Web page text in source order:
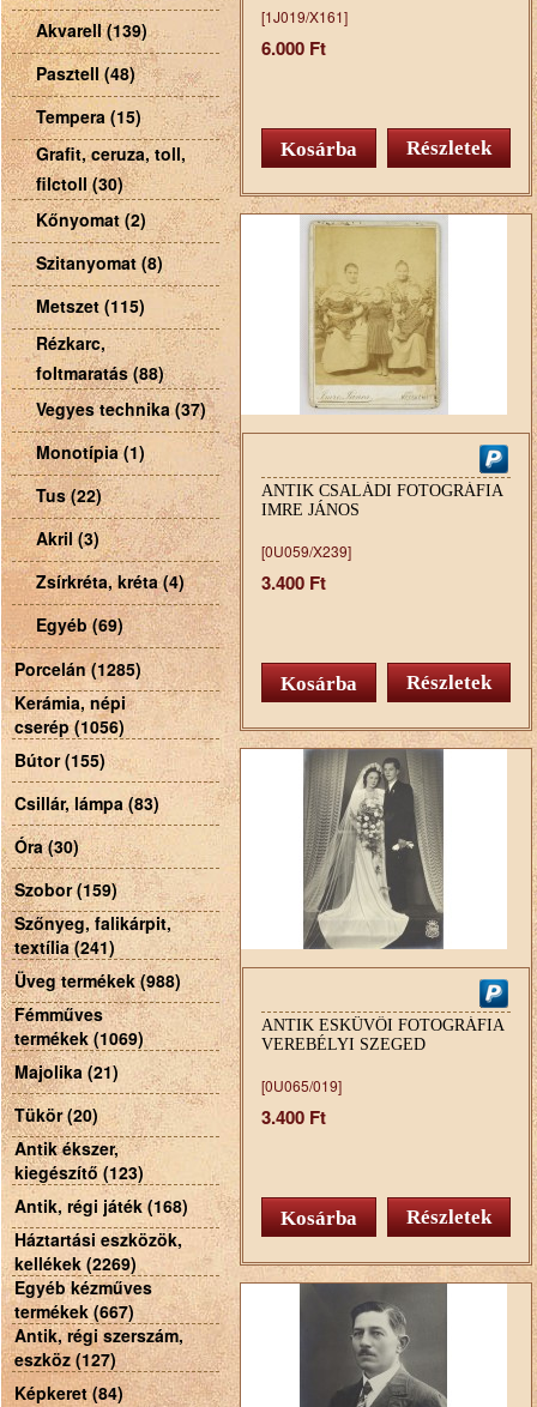
Akvarell (139)
Pasztell (48)
Tempera (15)
Grafit, ceruza, toll,
filctoll (30)
Kőnyomat (2)
Szitanyomat (8)
Metszet (115)
Rézkarc,
foltmaratás (88)
Vegyes technika (37)
Monotípia (1)
Tus (22)
Akril (3)
Zsírkréta, kréta (4)
Egyéb (69)
Porcelán (1285)
Kerámia, népi
cserép (1056)
Bútor (155)
Csillár, lámpa (83)
Óra (30)
Szobor (159)
Szőnyeg, falikárpit,
textília (241)
Üveg termékek (988)
Fémműves
termékek (1069)
Majolika (21)
Tükör (20)
Antik ékszer,
kiegészítő (123)
Antik, régi játék (168)
Háztartási eszközök,
kellékek (2269)
Egyéb kézműves
termékek (667)
Antik, régi szerszám,
eszköz (127)
Képkeret (84)
[1J019/X161]
6.000 Ft
Részletek
ANTIK CSALÁDI FOTOGRÁFIA
IMRE JÁNOS
[0U059/X239]
3.400 Ft
Részletek
ANTIK ESKÜVŐI FOTOGRÁFIA
VEREBÉLYI SZEGED
[0U065/019]
3.400 Ft
Részletek